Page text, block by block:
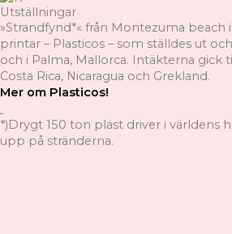
Utställningar
»Strandfynd*« från Montezuma beach
printar – Plasticos – som ställdes ut
och i Palma, Mallorca. Intäkterna gick
Costa Rica, Nicaragua och Grekland.
Mer om Plasticos!
*)Drygt 150 ton plast driver i världens
upp på stränderna.